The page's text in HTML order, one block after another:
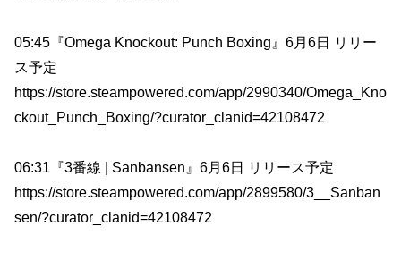
05:45『Omega Knockout: Punch Boxing』6月6日 リリー
ス予定
https://store.steampowered.com/app/2990340/Omega_Kno
ckout_Punch_Boxing/?curator_clanid=42108472
06:31『3番線 | Sanbansen』6月6日 リリース予定
https://store.steampowered.com/app/2899580/3__Sanban
sen/?curator_clanid=42108472